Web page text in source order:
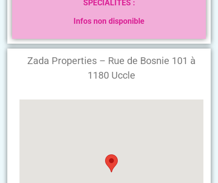
Zada Properties – Rue de Bosnie 101 à
1180 Uccle
SPÉCIALITÉS :
Infos non disponible